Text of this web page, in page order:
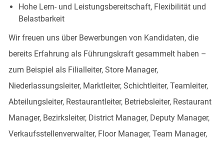
Hohe Lern- und Leistungsbereitschaft, Flexibilität und
Belastbarkeit
Wir freuen uns über Bewerbungen von Kandidaten, die
bereits Erfahrung als Führungskraft gesammelt haben –
zum Beispiel als Filialleiter, Store Manager,
Niederlassungsleiter, Marktleiter, Schichtleiter, Teamleiter,
Abteilungsleiter, Restaurantleiter, Betriebsleiter, Restaurant
Manager, Bezirksleiter, District Manager, Deputy Manager,
Verkaufsstellenverwalter, Floor Manager, Team Manager,